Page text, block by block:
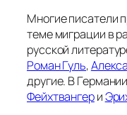
Многие писатели
теме миграции в
русской
Роман Гуль,
другие. В
Фейхтвангери